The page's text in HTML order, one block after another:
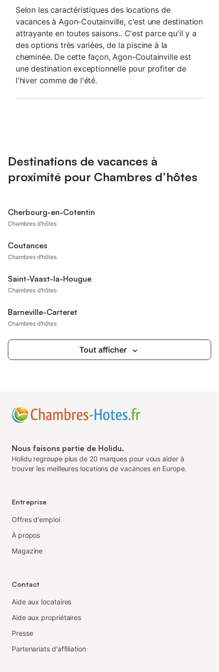
Selon les caractéristiques des locations de
vacances à Agon-Coutainville, c'est une destination
attrayante en toutes saisons.. C'est parce qu'il y a
des options très variées, de la piscine à la
cheminée. De cette façon, Agon-Coutainville est
une destination exceptionnelle pour profiter de
l'hiver comme de l'été.
Destinations de vacances à
proximité pour Chambres d’hôtes
Cherbourg-en-Cotentin
Chambres d’hôtes
Coutances
Chambres d’hôtes
Saint-Vaast-la-Hougue
Chambres d’hôtes
Barneville-Carteret
Chambres d’hôtes
Tout afficher
Nous faisons partie de Holidu.
Holidu regroupe plus de 20 marques pour vous aider à
trouver les meilleures locations de vacances en Europe.
Entreprise
Offres d'emploi
À propos
Magazine
Contact
Aide aux locataires
Aide aux propriétaires
Presse
Partenariats d'affiliation